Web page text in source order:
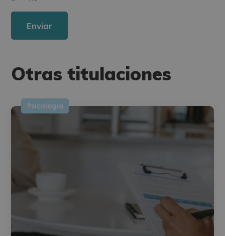
interés.
Derechos: Puede ejercitar sus derechos identificándose suficientemente,
Para más información consulte nuestra Política de Privacidad.
Otras titulaciones
Psicología